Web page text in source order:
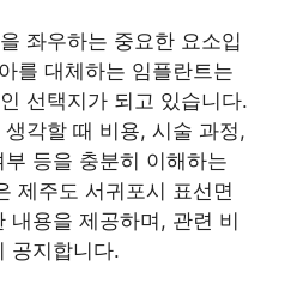
좌우하는 중요한 요소입
를 대체하는 임플란트는
선택지가 되고 있습니다.
각할 때 비용, 시술 과정,
등을 충분히 이해하는
제주도 서귀포시 표선면
내용을 제공하며, 관련 비
공지합니다.